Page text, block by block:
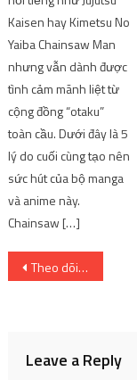
Kaisen hay Kimetsu No
Yaiba Chainsaw Man
nhưng vẫn dành được
tình cảm mãnh liệt từ
cộng đồng “otaku”
toàn cầu. Dưới đây là 5
lý do cuối cùng tạo nên
sức hút của bộ manga
và anime này.
Chainsaw […]
Post
Theo dõi đơn hàng AliExpress ở đâu?
Leave a Reply